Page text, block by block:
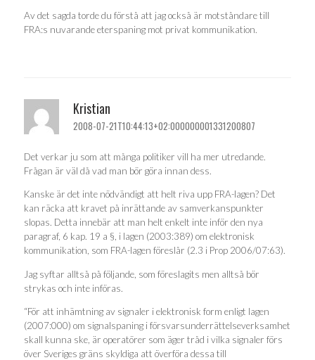
Av det sagda torde du förstå att jag också är motståndare till
FRA:s nuvarande eterspaning mot privat kommunikation.
Kristian
2008-07-21T10:44:13+02:000000001331200807
Det verkar ju som att många politiker vill ha mer utredande.
Frågan är väl då vad man bör göra innan dess.
Kanske är det inte nödvändigt att helt riva upp FRA-lagen? Det
kan räcka att kravet på inrättande av samverkanspunkter
slopas. Detta innebär att man helt enkelt inte inför den nya
paragraf, 6 kap. 19 a §, i lagen (2003:389) om elektronisk
kommunikation, som FRA-lagen föreslår (2.3 i Prop 2006/07:63).
Jag syftar alltså på följande, som föreslagits men alltså bör
strykas och inte införas.
“För att inhämtning av signaler i elektronisk form enligt lagen
(2007:000) om signalspaning i försvarsunderrättelseverksamhet
skall kunna ske, är operatörer som äger tråd i vilka signaler förs
över Sveriges gräns skyldiga att överföra dessa till